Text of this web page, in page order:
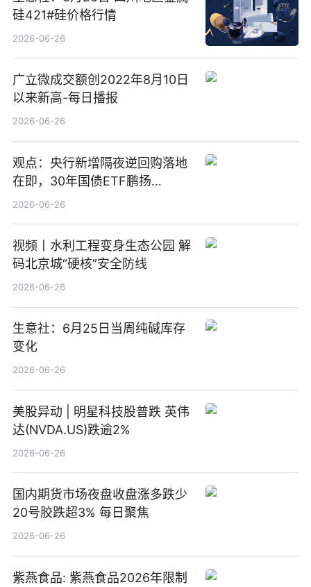
硅421#硅价格行情
2026-06-26
广立微成交额创2022年8月10日
以来新高-每日播报
2026-06-26
观点：央行新增隔夜逆回购落地
在即，30年国债ETF鹏扬
(511090) 盘中小幅上涨
2026-06-26
视频丨水利工程变身生态公园 解
码北京城“硬核”安全防线
2026-06-26
生意社：6月25日当周纯碱库存
变化
2026-06-26
美股异动 | 明星科技股普跌 英伟
达(NVDA.US)跌逾2%
2026-06-26
国内期货市场夜盘收盘涨多跌少
20号胶跌超3% 每日聚焦
2026-06-26
紫燕食品: 紫燕食品2026年限制